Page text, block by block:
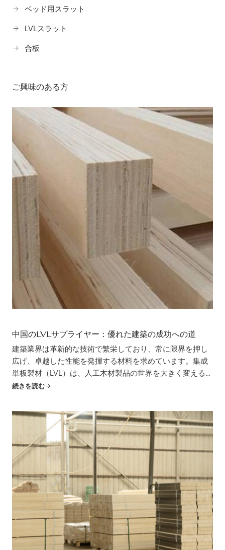
ベッド用スラット
LVLスラット
合板
ご興味のある方
中国のLVLサプライヤー：優れた建築の成功への道
建築業界は革新的な技術で繁栄しており、常に限界を押し
広げ、卓越した性能を発揮する材料を求めています。集成
単板製材（LVL）は、人工木材製品の世界を大きく変える存
在です。優れた強度対重量比、卓越した寸法安定性、環境
で急速に普及しています。LVLを求める人々にとって...
続きを読む